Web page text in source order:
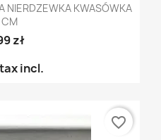
NIERDZEWKA KWASÓWKA
CM
zł
tax incl.
favorite_border